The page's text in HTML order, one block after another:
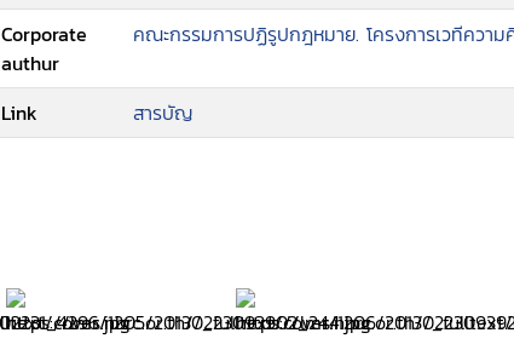
Corporate
authur
คณะกรรมการปฏิรูปกฎหมาย. โครงการเวทีควา
Link สารบัญ